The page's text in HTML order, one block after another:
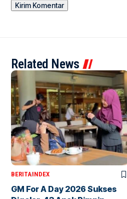
Related News
BERITAINDEX
GM For A Day 2026 Sukses